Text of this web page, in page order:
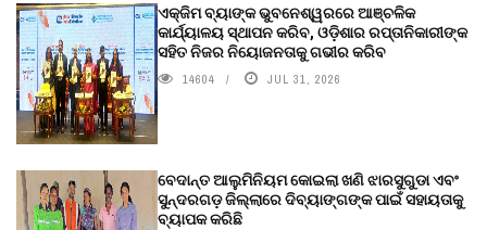
ଏକ୍ଜିମ ବ୍ୟାଙ୍କ ଭୁବନେଶ୍ୱରରେ ଆଞ୍ଚଳିକ
କାର୍ଯ୍ୟାଳୟ ସ୍ଥାପନ କରିବ, ଓଡ଼ିଶାର ରପ୍ତାନିକାରୀଙ୍କ
ସହିତ ନିଜର ନିୟୋଜନତାକୁ ଗଭୀର କରିବ
14604 JUL 31, 2026
ବେଦାନ୍ତ ଆଲୁମିନିୟମ କୋଇଲା ଖଣି ଝାରସୁଗୁଡା ଏବଂ
ସୁନ୍ଦରଗଡ଼ ଜିଲ୍ଲାରେ ଦିବ୍ୟାଙ୍ଗଙ୍କ ପାଇଁ ସହାୟତାକୁ
ବ୍ୟାପକ କରିଛି